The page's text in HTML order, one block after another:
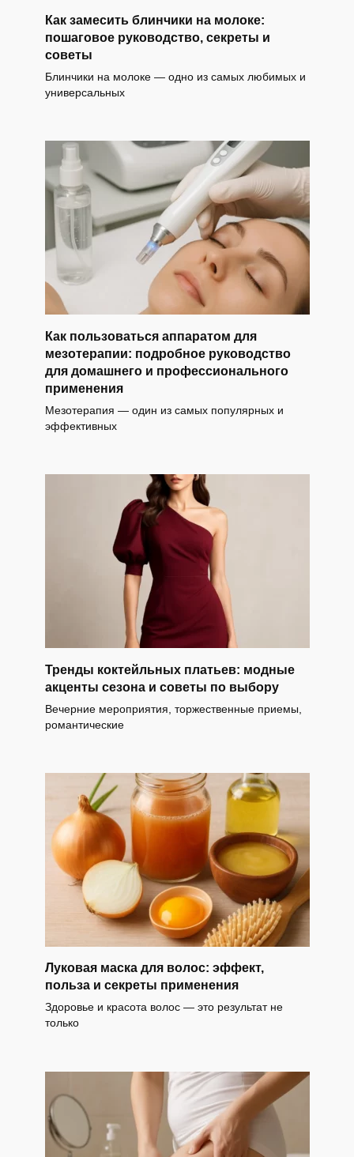
Как замесить блинчики на молоке:
пошаговое руководство, секреты и
советы
Блинчики на молоке — одно из самых любимых и
универсальных
Как пользоваться аппаратом для
мезотерапии: подробное руководство
для домашнего и профессионального
применения
Мезотерапия — один из самых популярных и
эффективных
Тренды коктейльных платьев: модные
акценты сезона и советы по выбору
Вечерние мероприятия, торжественные приемы,
романтические
Луковая маска для волос: эффект,
польза и секреты применения
Здоровье и красота волос — это результат не
только